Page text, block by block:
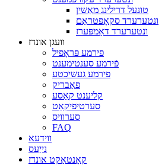
טונעל דרילינג מאַשין
ונטערערד סקאָפּטראַם
ונטערערד דאַמפּערז
וועגן אונדז
פירמע פּראָפיל
פֿירמע סענטימענט
פירמע געשיכטע
פאַבריק
קליענט קאַסע
סערטיפיקאַט
סערוויס
FAQ
ווידעא
נייַעס
קאָנטאַקט אונדז